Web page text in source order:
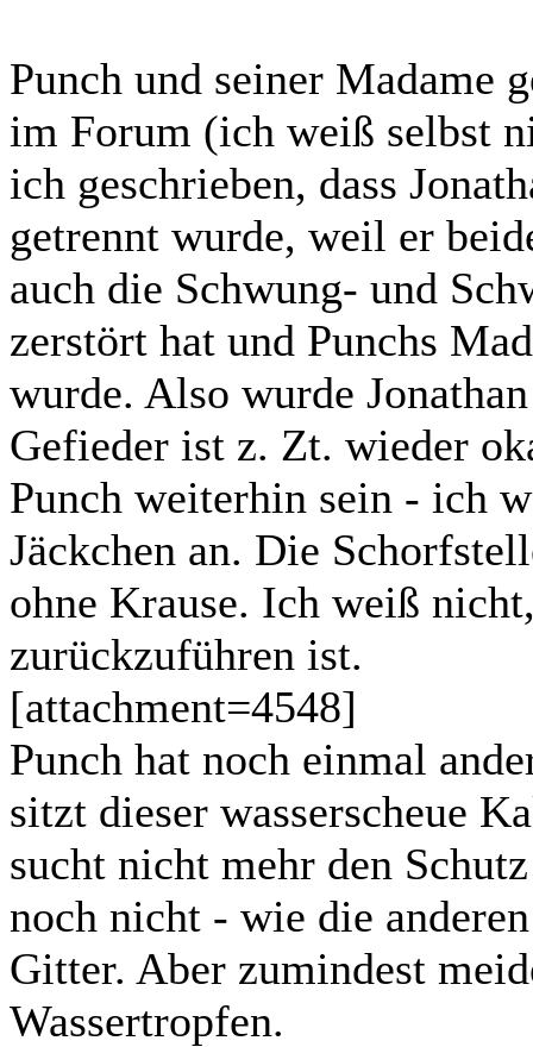
Punch und seiner Madame
im Forum (ich weiß selbst
ich geschrieben, dass
getrennt wurde, weil er
auch die Schwung- und
zerstört hat und Punchs
wurde. Also wurde
Gefieder ist z. Zt. wieder
Punch weiterhin sein - ich
Jäckchen an. Die
ohne Krause. Ich weiß
zurückzuführen ist.
[attachment=4548]
Punch hat noch einmal
sitzt dieser wasserscheue
sucht nicht mehr den
noch nicht - wie die
Gitter. Aber zumindest
Wassertropfen.